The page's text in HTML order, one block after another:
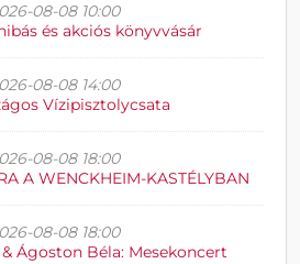
08-08 10:00
és akciós könyvvásár
08-08 14:00
Vízipisztolycsata
08-08 18:00
A WENCKHEIM-KASTÉLYBAN
08-08 18:00
Ágoston Béla: Mesekoncert